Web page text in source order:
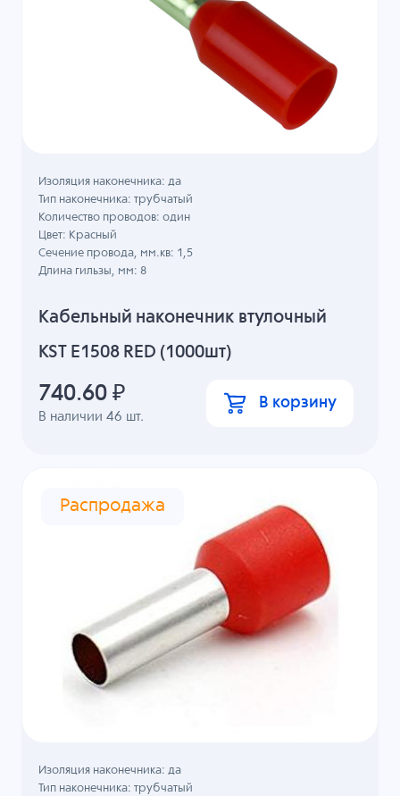
Кабельный наконечник втулочный
KST E1508 RED (1000шт)
В наличии46 шт.
Изоляция наконечника: да
Тип наконечника: трубчатый
Количество проводов: один
Цвет: Красный
Сечение провода, мм.кв: 1,5
Длина гильзы, мм: 8
740.60 ₽ В корзину
Распродажа
Изоляция наконечника: да
Тип наконечника: трубчатый